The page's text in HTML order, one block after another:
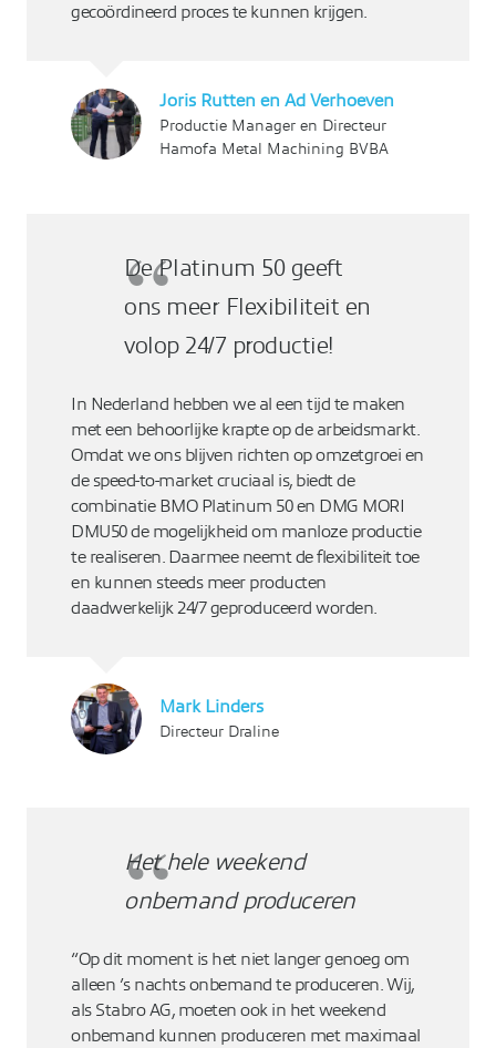
gecoördineerd proces te kunnen krijgen.
Joris Rutten en Ad Verhoeven
Productie Manager en Directeur
Hamofa Metal Machining BVBA
De Platinum 50 geeft
ons meer Flexibiliteit en
volop 24/7 productie!
In Nederland hebben we al een tijd te maken
met een behoorlijke krapte op de arbeidsmarkt.
Omdat we ons blijven richten op omzetgroei en
de speed-to-market cruciaal is, biedt de
combinatie BMO Platinum 50 en DMG MORI
DMU50 de mogelijkheid om manloze productie
te realiseren. Daarmee neemt de flexibiliteit toe
en kunnen steeds meer producten
daadwerkelijk 24/7 geproduceerd worden.
Mark Linders
Directeur Draline
Het hele weekend
onbemand produceren
“Op dit moment is het niet langer genoeg om
alleen ’s nachts onbemand te produceren. Wij,
als Stabro AG, moeten ook in het weekend
onbemand kunnen produceren met maximaal